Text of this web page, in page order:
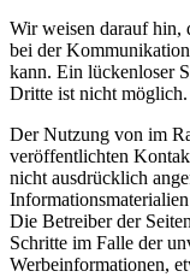
Wir weisen darauf hin,
bei der
kann. Ein lückenloser
Dritte ist nicht möglich.
Der Nutzung von im
veröffentlichten
nicht ausdrücklich
Die Betreiber der
Schritte im Falle der
Werbeinformationen,